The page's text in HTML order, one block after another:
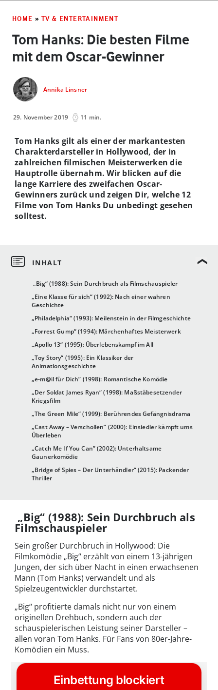
HOME » TV & ENTERTAINMENT
Tom Hanks: Die besten Filme
mit dem Oscar-Gewinner
Annika Linsner
29. November 2019 11 min.
„Big“ (1988): Sein Durchbruch als Filmschauspieler
„Eine Klasse für sich“ (1992): Nach einer wahren
Geschichte
„Philadelphia“ (1993): Meilenstein in der Filmgeschichte
„Forrest Gump“ (1994): Märchenhaftes Meisterwerk
„Apollo 13“ (1995): Überlebenskampf im All
„Toy Story“ (1995): Ein Klassiker der
Animationsgeschichte
„e-m@il für Dich” (1998): Romantische Komödie
„Der Soldat James Ryan“ (1998): Maßstäbesetzender
Kriegsfilm
„The Green Mile“ (1999): Berührendes Gefängnisdrama
„Cast Away – Verschollen” (2000): Einsiedler kämpft ums
Überleben
„Catch Me If You Can” (2002): Unterhaltsame
Gaunerkomödie
„Bridge of Spies – Der Unterhändler“ (2015): Packender
Thriller
Tom Hanks gilt als einer der markantesten
Charakterdarsteller in Hollywood, der in
zahlreichen filmischen Meisterwerken die
Hauptrolle übernahm. Wir blicken auf die
lange Karriere des zweifachen Oscar-
Gewinners zurück und zeigen Dir, welche 12
Filme von Tom Hanks Du unbedingt gesehen
solltest.
„Big“ (1988): Sein Durchbruch als
Filmschauspieler
Sein großer Durchbruch in Hollywood: Die
Filmkomödie „Big“ erzählt von einem 13-jährigen
Jungen, der sich über Nacht in einen erwachsenen
Mann (Tom Hanks) verwandelt und als
Spielzeugentwickler durchstartet.
„Big“ profitierte damals nicht nur von einem
originellen Drehbuch, sondern auch der
schauspielerischen Leistung seiner Darsteller –
allen voran Tom Hanks. Für Fans von 80er-Jahre-
Komödien ein Muss.